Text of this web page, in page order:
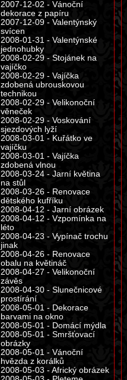
2007-12-02 - Vánoční
dekorace z papíru
2007-12-09 - Valentýnský
svícen
2008-01-31 - Valentýnské
jednohubky
2008-02-29 - Stojánek na
vajíčko
2008-02-29 - Vajíčka
zdobená ubrouskovou
technikou
2008-02-29 - Velikonoční
věneček
2008-02-29 - Voskování
sjezdových lyží
2008-03-01 - Kuřátko ve
vajíčku
2008-03-01 - Vajíčka
zdobená vlnou
2008-03-24 - Jarní květina
na stůl
2008-03-26 - Renovace
dětského kufříku
2008-04-12 - Jarní obrázek
2008-04-12 - Vzpomínka na
léto
2008-04-23 - Vypínač trochu
jinak
2008-04-26 - Renovace
obalu na květináč
2008-04-27 - Velikonoční
závěs
2008-04-30 - Slunečnicové
prostírání
2008-05-01 - Dekorace
barvami na okno
2008-05-01 - Domácí mýdla
2008-05-01 - Smršťovací
obrázky
2008-05-01 - Vánoční
hvězda z korálků
2008-05-03 - Africký obrázek